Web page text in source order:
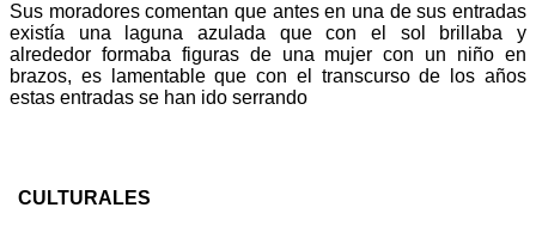
Sus moradores comentan que antes en una de sus entradas
existía una laguna azulada que con el sol brillaba y
alrededor formaba figuras de una mujer con un niño en
brazos, es lamentable que con el transcurso de los años
estas entradas se han ido serrando
CULTURALES